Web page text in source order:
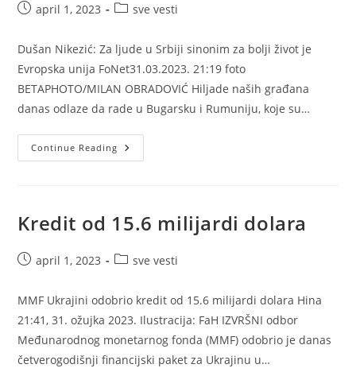
Postapril 1, 2023
Postsve vesti
Dušan Nikezić: Za ljude u Srbiji sinonim za bolji život je
Evropska unija FoNet31.03.2023. 21:19 foto
BETAPHOTO/MILAN OBRADOVIĆ Hiljade naših građana
danas odlaze da rade u Bugarsku i Rumuniju, koje su…
Continue Reading Da
Li
Bolji
Život
Kredit od 15.6 milijardi dolara
Postapril 1, 2023
Postsve vesti
MMF Ukrajini odobrio kredit od 15.6 milijardi dolara Hina
21:41, 31. ožujka 2023. Ilustracija: FaH IZVRŠNI odbor
Međunarodnog monetarnog fonda (MMF) odobrio je danas
četverogodišnji financijski paket za Ukrajinu u…